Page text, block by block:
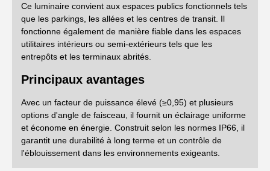
Ce luminaire convient aux espaces publics fonctionnels tels
que les parkings, les allées et les centres de transit. Il
fonctionne également de manière fiable dans les espaces
utilitaires intérieurs ou semi-extérieurs tels que les
entrepôts et les terminaux abrités.
Principaux avantages
Avec un facteur de puissance élevé (≥0,95) et plusieurs
options d'angle de faisceau, il fournit un éclairage uniforme
et économe en énergie. Construit selon les normes IP66, il
garantit une durabilité à long terme et un contrôle de
l'éblouissement dans les environnements exigeants.